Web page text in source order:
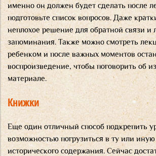
именно он должен будет сделать после
подготовьте список вопросов. Даже
неплохое решение для обратной связи и
запоминания. Также можно смотреть
ребенком и после важных моментов
воспроизведение, чтобы поговорить об
материале.
Книжки
Еще один отличный способ подкрепить
возможностью погрузиться в ту или иную
исторического содержания. Сейчас